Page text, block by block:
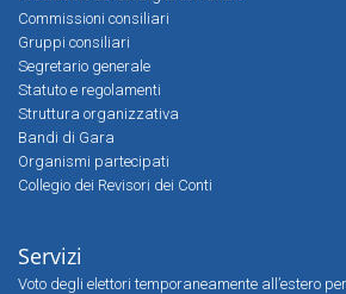
Commissioni consiliari
Gruppi consiliari
Segretario generale
Statuto e regolamenti
Struttura organizzativa
Bandi di Gara
Organismi partecipati
Collegio dei Revisori dei Conti
Servizi
Voto degli elettori temporaneamente all’estero